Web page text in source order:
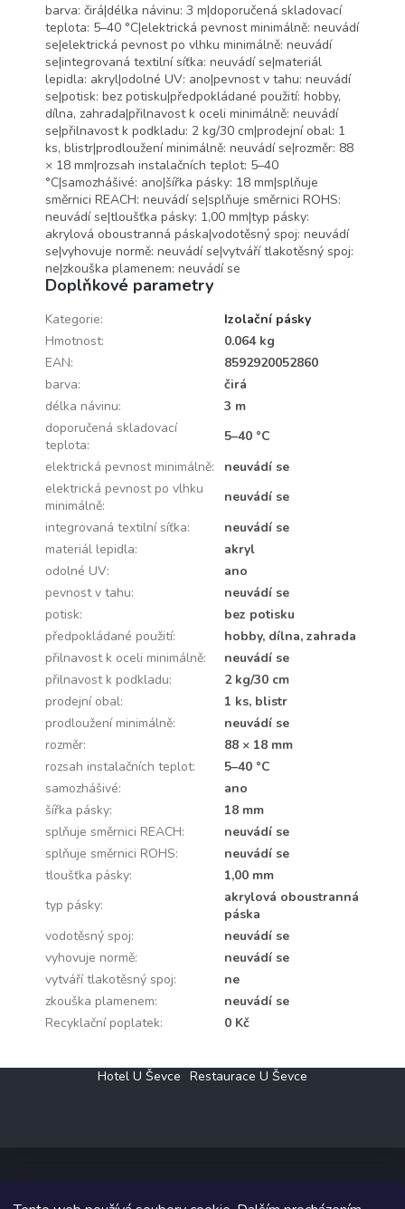
barva: čirá|délka návinu: 3 m|doporučená skladovací
teplota: 5–40 °C|elektrická pevnost minimálně: neuvádí
se|elektrická pevnost po vlhku minimálně: neuvádí
se|integrovaná textilní síťka: neuvádí se|materiál
lepidla: akryl|odolné UV: ano|pevnost v tahu: neuvádí
se|potisk: bez potisku|předpokládané použití: hobby,
dílna, zahrada|přilnavost k oceli minimálně: neuvádí
se|přilnavost k podkladu: 2 kg/30 cm|prodejní obal: 1
ks, blistr|prodloužení minimálně: neuvádí se|rozměr: 88
× 18 mm|rozsah instalačních teplot: 5–40
°C|samozhášivé: ano|šířka pásky: 18 mm|splňuje
směrnici REACH: neuvádí se|splňuje směrnici ROHS:
neuvádí se|tloušťka pásky: 1,00 mm|typ pásky:
akrylová oboustranná páska|vodotěsný spoj: neuvádí
se|vyhovuje normě: neuvádí se|vytváří tlakotěsný spoj:
ne|zkouška plamenem: neuvádí se
Doplňkové parametry
Kategorie:
Izolační pásky
Hmotnost:
0.064 kg
EAN:
8592920052860
barva:
čirá
délka návinu:
3 m
doporučená skladovací
teplota:
5–40 °C
elektrická pevnost minimálně:
neuvádí se
elektrická pevnost po vlhku
minimálně:
neuvádí se
integrovaná textilní síťka:
neuvádí se
materiál lepidla:
akryl
odolné UV:
ano
pevnost v tahu:
neuvádí se
potisk:
bez potisku
předpokládané použití:
hobby, dílna, zahrada
přilnavost k oceli minimálně:
neuvádí se
přilnavost k podkladu:
2 kg/30 cm
prodejní obal:
1 ks, blistr
prodloužení minimálně:
neuvádí se
rozměr:
88 × 18 mm
rozsah instalačních teplot:
5–40 °C
samozhášivé:
ano
šířka pásky:
18 mm
splňuje směrnici REACH:
neuvádí se
splňuje směrnici ROHS:
neuvádí se
tloušťka pásky:
1,00 mm
typ pásky:
akrylová oboustranná
páska
vodotěsný spoj:
neuvádí se
vyhovuje normě:
neuvádí se
vytváří tlakotěsný spoj:
ne
zkouška plamenem:
neuvádí se
Recyklační poplatek: 0 Kč
Hotel U Ševce Restaurace U Ševce